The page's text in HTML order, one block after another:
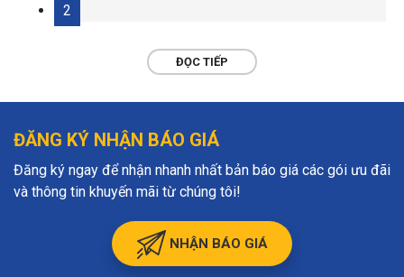
2
ĐỌC TIẾP
ĐĂNG KÝ NHẬN BÁO GIÁ
Đăng ký ngay để nhận nhanh nhất bản báo giá các gói ưu đãi
và thông tin khuyến mãi từ chúng tôi!
NHẬN BÁO GIÁ